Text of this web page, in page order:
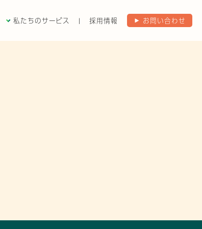
私たちのサービス | 採用情報 お問い合わせ